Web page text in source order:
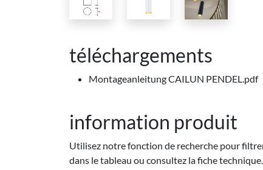
téléchargements
Montageanleitung CAILUN PENDEL.pdf
information produit
Utilisez notre fonction de recherche pour
dans le tableau ou consultez la fiche technique.